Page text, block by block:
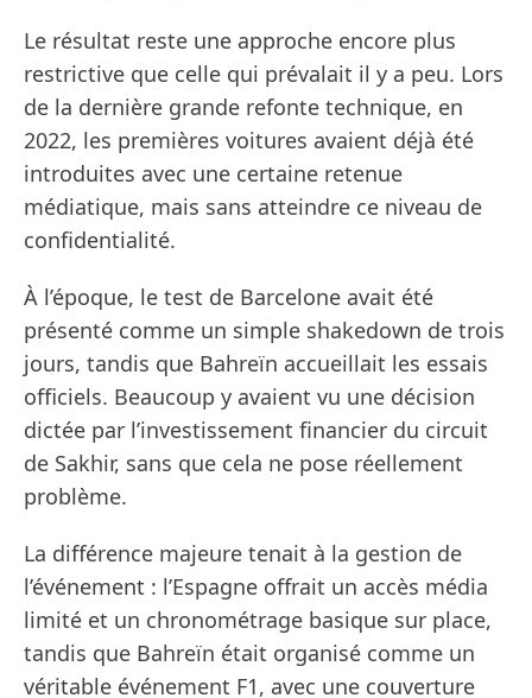
Le résultat reste une approche encore plus
restrictive que celle qui prévalait il y a peu. Lors
de la dernière grande refonte technique, en
2022, les premières voitures avaient déjà été
introduites avec une certaine retenue
médiatique, mais sans atteindre ce niveau de
confidentialité.
À l’époque, le test de Barcelone avait été
présenté comme un simple shakedown de trois
jours, tandis que Bahreïn accueillait les essais
officiels. Beaucoup y avaient vu une décision
dictée par l’investissement financier du circuit
de Sakhir, sans que cela ne pose réellement
problème.
La différence majeure tenait à la gestion de
l’événement : l’Espagne offrait un accès média
limité et un chronométrage basique sur place,
tandis que Bahreïn était organisé comme un
véritable événement F1, avec une couverture